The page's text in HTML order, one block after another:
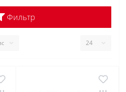
Фильтр